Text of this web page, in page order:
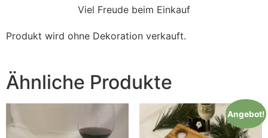
Viel Freude beim Einkauf
Produkt wird ohne Dekoration verkauft.
Ähnliche Produkte
Angebot!